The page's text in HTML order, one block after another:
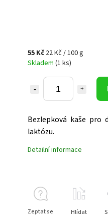
55 Kč 22 Kč / 100 g
Skladem (1 ks)
Bezlepková kaše pro
laktózu.
Detailní informace
Zeptat se Hlídat